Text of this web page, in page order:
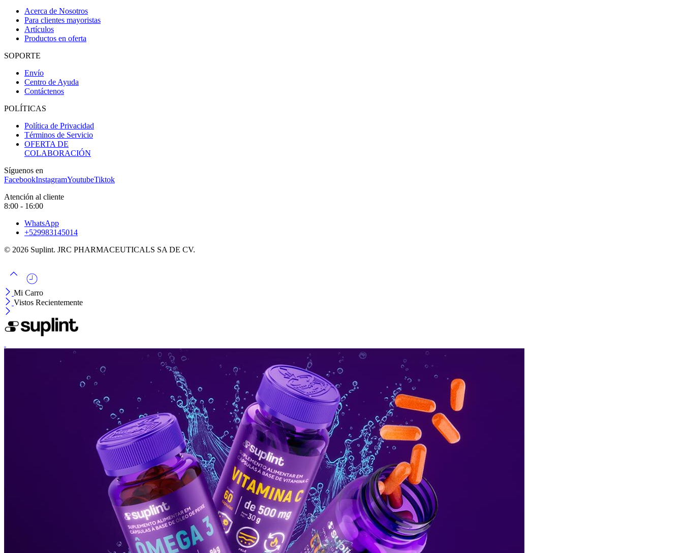
Acerca de Nosotros
Para clientes mayoristas
Artículos
Productos en oferta
SOPORTE
Envío
Centro de Ayuda
Contáctenos
POLÍTICAS
Política de Privacidad
Términos de Servicio
OFERTA DE
COLABORACIÓN
Síguenos en
FacebookInstagramYoutubeTiktok
Atención al cliente
8:00 - 16:00
WhatsApp
+529983145014
© 2026 Suplint. JRC PHARMACEUTICALS SA DE CV.
Mi Carro
Vistos Recientemente